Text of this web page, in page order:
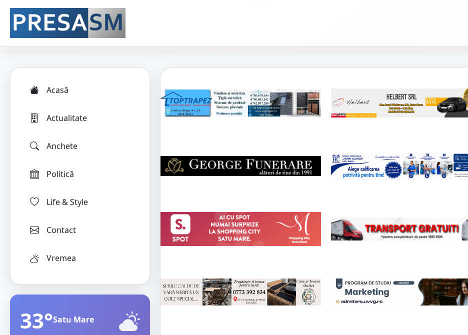
Acasă
Actualitate
Anchete
Politică
Life & Style
Contact
Vremea
33°Satu Mare